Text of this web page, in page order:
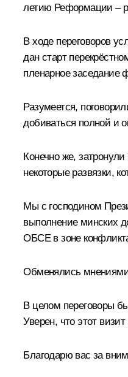
летию Реформации –
В ходе переговоров
дан старт
пленарное заседание
Разумеется,
добиваться полной и
Конечно же,
некоторые развязки,
Мы с господином
выполнение минских
ОБСЕ в зоне
Обменялись мнениями
В целом переговоры
Уверен, что этот
Благодарю вас за